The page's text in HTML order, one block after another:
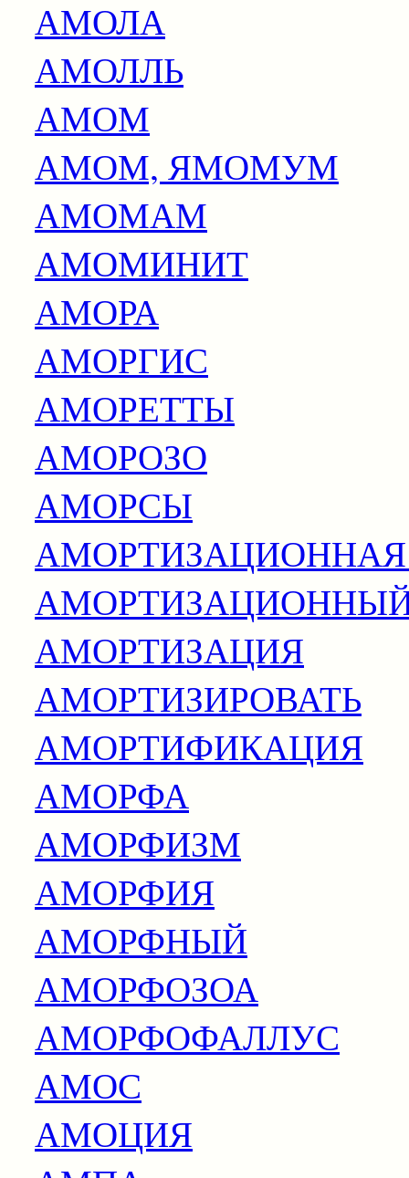
АМОЛА
АМОЛЛЬ
АМОМ
АМОМ, ЯМОМУМ
АМОМАМ
АМОМИНИТ
АМОРА
АМОРГИС
АМОРЕТТЫ
АМОРОЗО
АМОРСЫ
АМОРТИЗАЦИЯ
АМОРТИЗИРОВАТЬ
АМОРТИФИКАЦИЯ
АМОРФА
АМОРФИЗМ
АМОРФИЯ
АМОРФНЫЙ
АМОРФОЗОА
АМОРФОФАЛЛУС
АМОС
АМОЦИЯ